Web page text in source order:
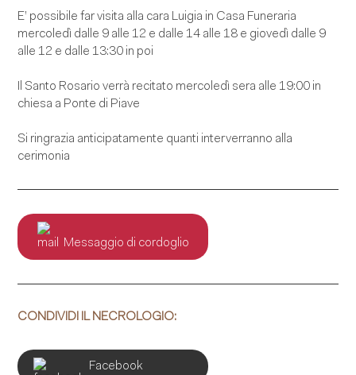
E’ possibile far visita alla cara Luigia in Casa Funeraria
mercoledì dalle 9 alle 12 e dalle 14 alle 18 e giovedì dalle 9
alle 12 e dalle 13:30 in poi
Il Santo Rosario verrà recitato mercoledì sera alle 19:00 in
chiesa a Ponte di Piave
Si ringrazia anticipatamente quanti interverranno alla
cerimonia
Messaggio di cordoglio
CONDIVIDI IL NECROLOGIO:
Facebook